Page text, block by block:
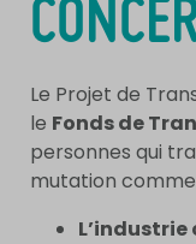
Le Projet de
le Fonds de
personnes qui
mutation comme
L’industrie